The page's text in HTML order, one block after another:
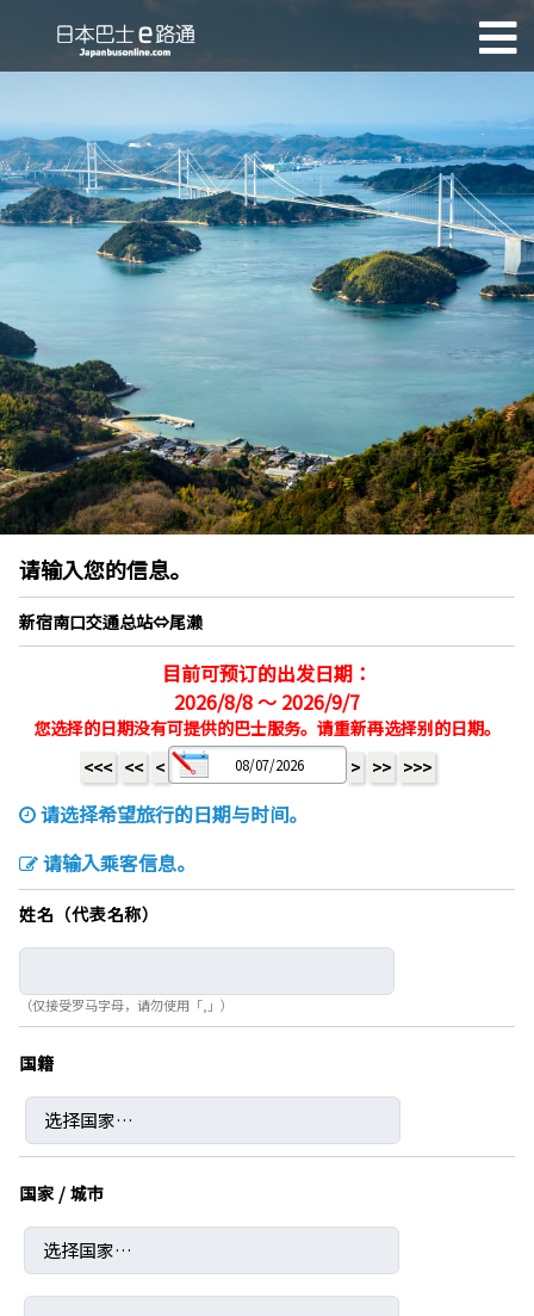
请输入您的信息。
新宿南口交通总站⇔尾濑
目前可预订的出发日期：
2026/8/8 ～ 2026/9/7
您选择的日期没有可提供的巴士服务。请重新再选择别的日期。
<<< << < > >> >>>
请选择希望旅行的日期与时间。
请输入乘客信息。
姓名（代表名称）
（仅接受罗马字母，请勿使用「,」）
国籍
国家 / 城市